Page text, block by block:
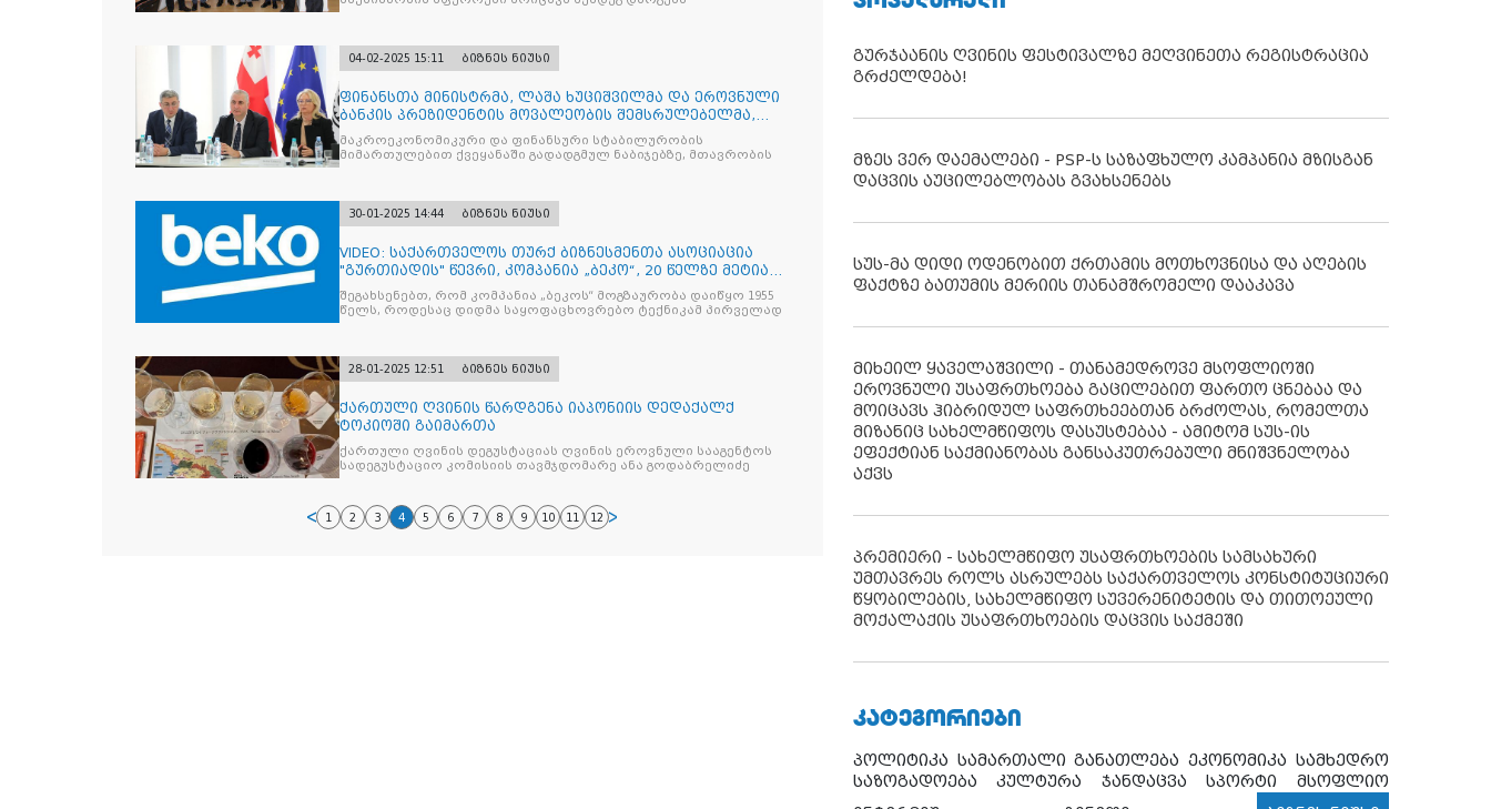
04-02-2025 15:11 ბიზნეს ნიუსი
ფინანსთა მინისტრმა, ლაშა ხუციშვილმა და ეროვნული
ბანკის პრეზიდენტის მოვალეობის შემსრულებელმა,
ნათია თურნავამ, შემაჯამებელი შეხვედრა გამართეს
საერთაშორისო სავალუტო ფონდის მისიასთან
მაკროეკონომიკური და ფინანსური სტაბილურობის
მიმართულებით ქვეყანაში გადადგმულ ნაბიჯებზე, მთავრობის
30-01-2025 14:44 ბიზნეს ნიუსი
VIDEO: საქართველოს თურქ ბიზნესმენთა ასოციაცია
"გურთიადის" წევრი, კომპანია „ბეკო“, 20 წელზე მეტია
საქველმოქმედო ორგანიზაცია "კათარზისთან"
თანამშრომლობით აგრძელებს სოციალური
შეგახსენებთ, რომ კომპანია „ბეკოს“ მოგზაურობა დაიწყო 1955
წელს, როდესაც დიდმა საყოფაცხოვრებო ტექნიკამ პირველად
28-01-2025 12:51 ბიზნეს ნიუსი
ქართული ღვინის წარდგენა იაპონიის დედაქალქ
ტოკიოში გაიმართა
ქართული ღვინის დეგუსტაციას ღვინის ეროვნული სააგენტოს
სადეგუსტაციო კომისიის თავმჯდომარე ანა გოდაბრელიძე
1 2 3 4 5 6 7 8 9 10 11 12
გურჯაანის ღვინის ფესტივალზე მეღვინეთა რეგისტრაცია
გრძელდება!
მზეს ვერ დაემალები - PSP-ს საზაფხულო კამპანია მზისგან
დაცვის აუცილებლობას გვახსენებს
სუს-მა დიდი ოდენობით ქრთამის მოთხოვნისა და აღების
ფაქტზე ბათუმის მერიის თანამშრომელი დააკავა
მიხეილ ყაველაშვილი - თანამედროვე მსოფლიოში
ეროვნული უსაფრთხოება გაცილებით ფართო ცნებაა და
მოიცავს ჰიბრიდულ საფრთხეებთან ბრძოლას, რომელთა
მიზანიც სახელმწიფოს დასუსტებაა - ამიტომ სუს-ის
ეფექტიან საქმიანობას განსაკუთრებული მნიშვნელობა
აქვს
პრემიერი - სახელმწიფო უსაფრთხოების სამსახური
უმთავრეს როლს ასრულებს საქართველოს კონსტიტუციური
წყობილების, სახელმწიფო სუვერენიტეტის და თითოეული
მოქალაქის უსაფრთხოების დაცვის საქმეში
ᲙᲐᲢᲔᲒᲝᲠᲘᲔᲑᲘ
პოლიტიკა სამართალი განათლება ეკონომიკა სამხედრო
საზოგადოება
კულტურა ჯანდაცვა სპორტი
მსოფლიო